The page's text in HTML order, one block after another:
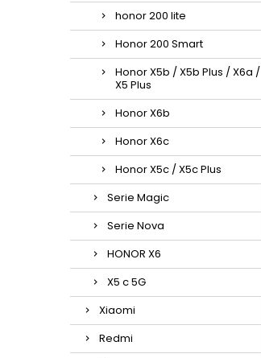
honor 200 lite
Honor 200 Smart
Honor X5b / X5b Plus / X6a /
X5 Plus
Honor X6b
Honor X6c
Honor X5c / X5c Plus
Serie Magic
Serie Nova
HONOR X6
X5 c 5G
Xiaomi
Redmi